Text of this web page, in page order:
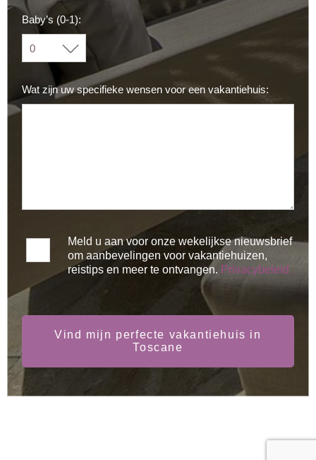
Baby’s (0-1):
Wat zijn uw specifieke wensen voor een vakantiehuis:
Meld u aan voor onze wekelijkse nieuwsbrief
om aanbevelingen voor vakantiehuizen,
reistips en meer te ontvangen. Privacybeleid
Vind mijn perfecte vakantiehuis in
Toscane